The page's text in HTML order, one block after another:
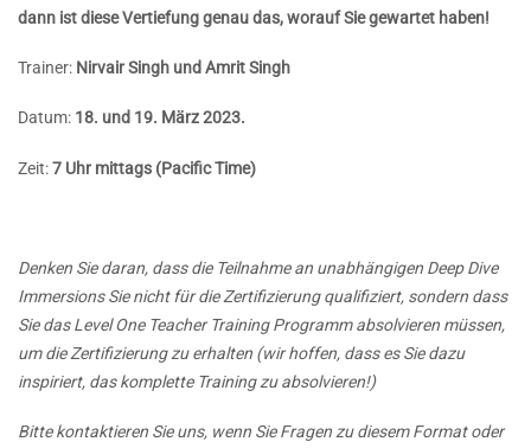
dann ist diese Vertiefung genau das, worauf Sie gewartet haben!
Trainer: Nirvair Singh und Amrit Singh
Datum: 18. und 19. März 2023.
Zeit:7 Uhr mittags (Pacific Time)
Denken Sie daran, dass die Teilnahme an unabhängigen Deep Dive
Immersions Sie nicht für die Zertifizierung qualifiziert, sondern dass
Sie das Level One Teacher Training Programm absolvieren müssen,
um die Zertifizierung zu erhalten (wir hoffen, dass es Sie dazu
inspiriert, das komplette Training zu absolvieren!)
Bitte kontaktieren Sie uns, wenn Sie Fragen zu diesem Format oder